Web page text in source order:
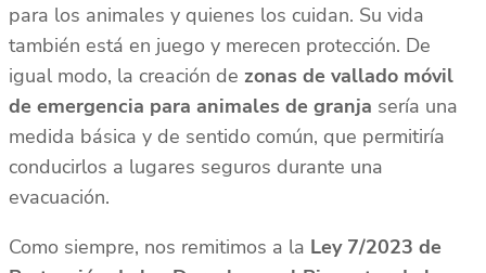
para los animales y quienes los cuidan. Su vida
también está en juego y merecen protección. De
igual modo, la creación de zonas de vallado móvil
de emergencia para animales de granja sería una
medida básica y de sentido común, que permitiría
conducirlos a lugares seguros durante una
evacuación.
Como siempre, nos remitimos a la Ley 7/2023 de